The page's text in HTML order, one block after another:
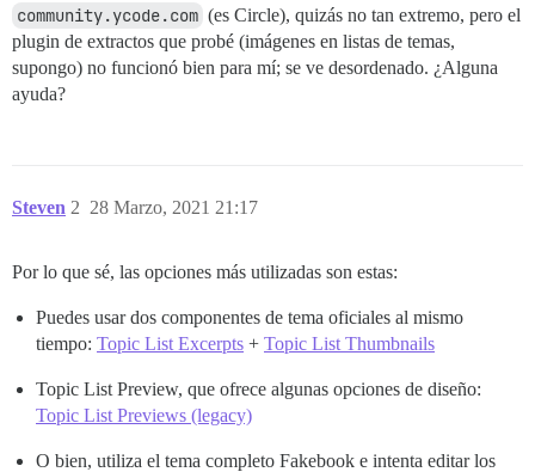
community.ycode.com (es Circle), quizás no tan extremo, pero el
plugin de extractos que probé (imágenes en listas de temas,
supongo) no funcionó bien para mí; se ve desordenado. ¿Alguna
ayuda?
Steven 28 Marzo, 2021 21:17
2
Por lo que sé, las opciones más utilizadas son estas:
Puedes usar dos componentes de tema oficiales al mismo
tiempo: Topic List Excerpts + Topic List Thumbnails
Topic List Preview, que ofrece algunas opciones de diseño:
Topic List Previews (legacy)
O bien, utiliza el tema completo Fakebook e intenta editar los